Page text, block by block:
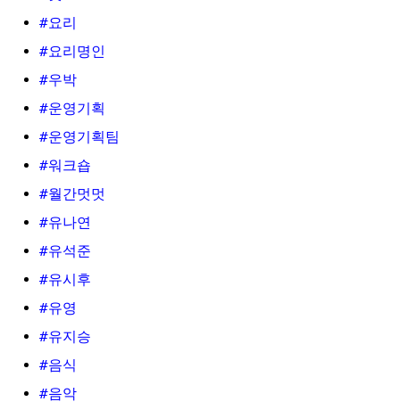
#요리
#요리명인
#우박
#운영기획
#운영기획팀
#워크숍
#월간멋멋
#유나연
#유석준
#유시후
#유영
#유지승
#음식
#음악